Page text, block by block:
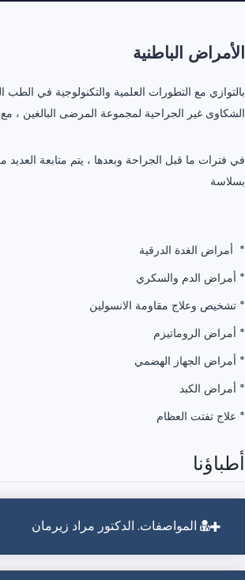
الأمراض الباطنية
بالتوازي مع التطورات العلمية والتكنولوجية في
الشكاوى غير الجراحية لمجموعة المرضى البالغين ، مع
في فترات ما قبل الجراحة وبعدها ، يتم متابعة
بسلاسة
أمراض الغدة الدرقية *
أمراض الدم والسكري *
تشخيص وعلاج مقاومة الانسولين *
أمراض الروماتيزم *
أمراض الجهاز الهضمي *
أمراض الكبد *
علاج تفتت العظام *
أطباؤنا
المواصفات. الدكتور مراد زيرمان